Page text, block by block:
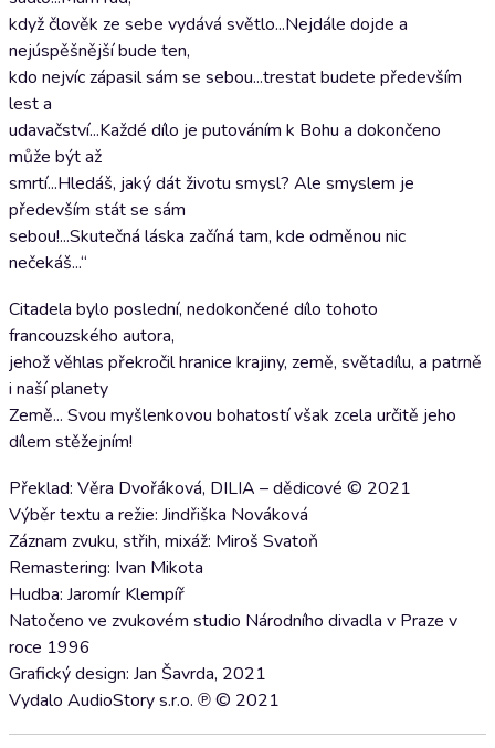
když člověk ze sebe vydává světlo...Nejdále dojde a
nejúspěšnější bude ten,
kdo nejvíc zápasil sám se sebou...trestat budete především
lest a
udavačství...Každé dílo je putováním k Bohu a dokončeno
může být až
smrtí...Hledáš, jaký dát životu smysl? Ale smyslem je
především stát se sám
sebou!...Skutečná láska začíná tam, kde odměnou nic
nečekáš...“
Citadela bylo poslední, nedokončené dílo tohoto
francouzského autora,
jehož věhlas překročil hranice krajiny, země, světadílu, a patrně
i naší planety
Země... Svou myšlenkovou bohatostí však zcela určitě jeho
dílem stěžejním!
Překlad: Věra Dvořáková, DILIA – dědicové © 2021
Výběr textu a režie: Jindřiška Nováková
Záznam zvuku, střih, mixáž: Miroš Svatoň
Remastering: Ivan Mikota
Hudba: Jaromír Klempíř
Natočeno ve zvukovém studio Národního divadla v Praze v
roce 1996
Grafický design: Jan Šavrda, 2021
Vydalo AudioStory s.r.o. ℗ © 2021